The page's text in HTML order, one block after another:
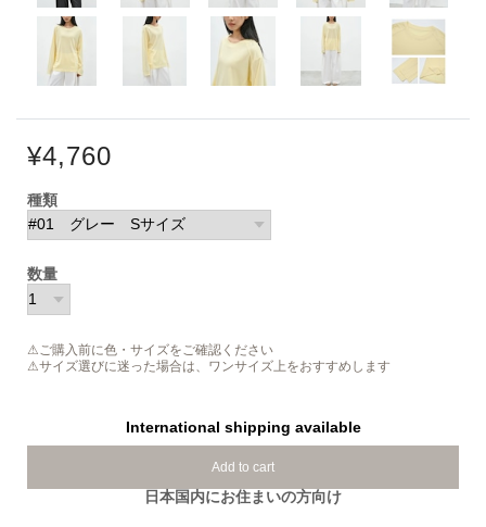
¥4,760
種類
数量
⚠ご購入前に色・サイズをご確認ください
⚠サイズ選びに迷った場合は、ワンサイズ上をおすすめします
International shipping available
Add to cart
日本国内にお住まいの方向け